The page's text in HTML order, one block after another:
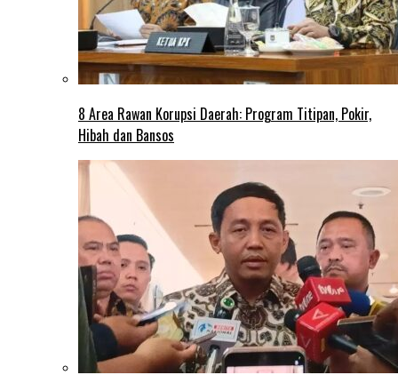
8 Area Rawan Korupsi Daerah: Program Titipan, Pokir,
Hibah dan Bansos